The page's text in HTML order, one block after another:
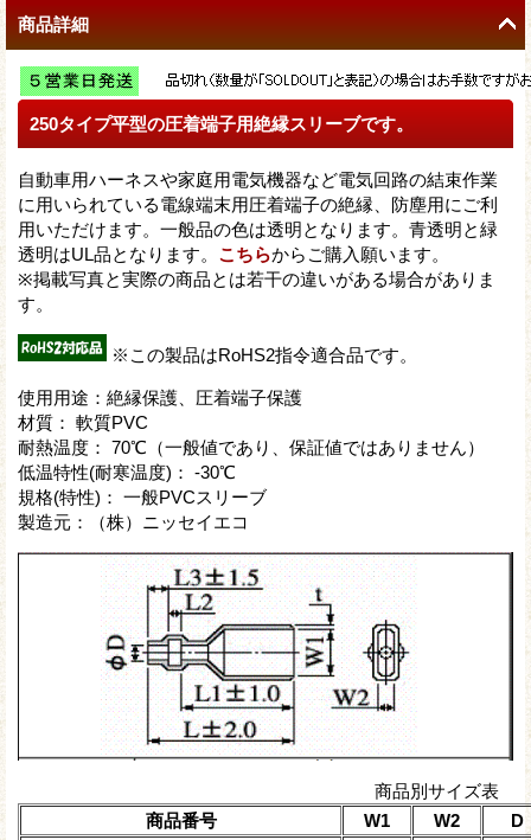
商品詳細
250タイプ平型の圧着端子用絶縁スリーブです。
自動車用ハーネスや家庭用電気機器など電気回路の結束作業
に用いられている電線端末用圧着端子の絶縁、防塵用にご利
用いただけます。一般品の色は透明となります。青透明と緑
透明はUL品となります。 こちらからご購入願います。
※掲載写真と実際の商品とは若干の違いがある場合がありま
す。
※この製品はRoHS2指令適合品です。
使用用途：絶縁保護、圧着端子保護
材質： 軟質PVC
耐熱温度： 70℃（一般値であり、保証値ではありません）
低温特性(耐寒温度)： -30℃
規格(特性)： 一般PVCスリーブ
製造元：（株）ニッセイエコ
商品別サイズ表
商品番号
W1 W2
D